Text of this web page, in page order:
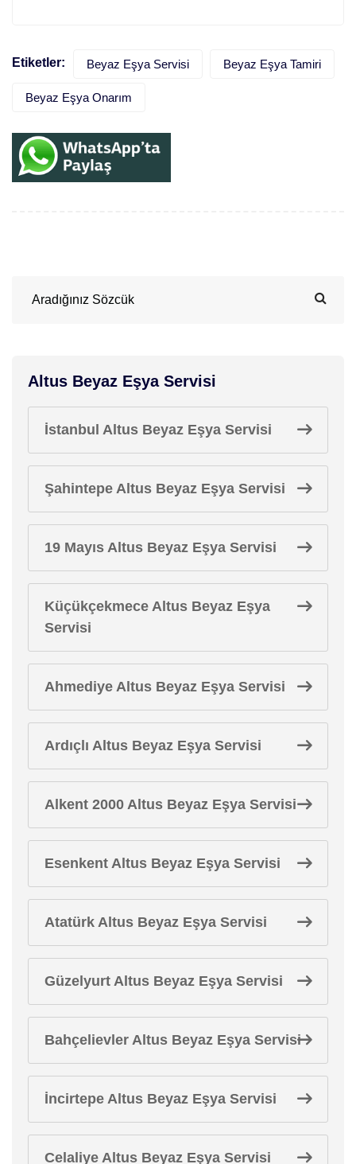
Etiketler: Beyaz Eşya Servisi Beyaz Eşya Tamiri
Beyaz Eşya Onarım
Altus Beyaz Eşya Servisi
İstanbul Altus Beyaz Eşya Servisi
Şahintepe Altus Beyaz Eşya Servisi
19 Mayıs Altus Beyaz Eşya Servisi
Küçükçekmece Altus Beyaz Eşya
Servisi
Ahmediye Altus Beyaz Eşya Servisi
Ardıçlı Altus Beyaz Eşya Servisi
Alkent 2000 Altus Beyaz Eşya Servisi
Esenkent Altus Beyaz Eşya Servisi
Atatürk Altus Beyaz Eşya Servisi
Güzelyurt Altus Beyaz Eşya Servisi
Bahçelievler Altus Beyaz Eşya Servisi
İncirtepe Altus Beyaz Eşya Servisi
Celaliye Altus Beyaz Eşya Servisi